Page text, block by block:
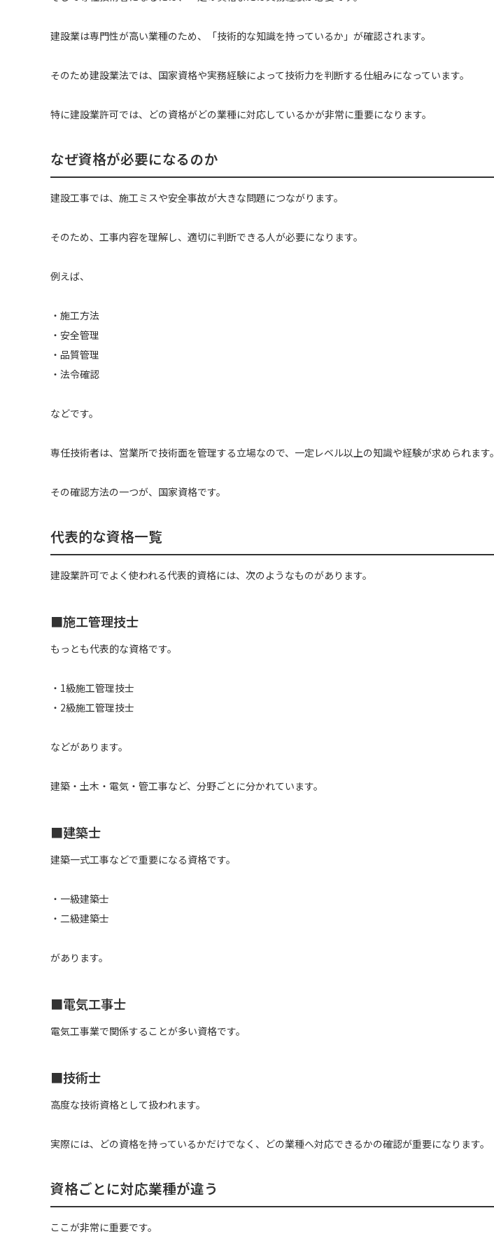
建設業は専門性が高い業種のため、「技術的な知識を持っているか」が確認されます。
そのため建設業法では、国家資格や実務経験によって技術力を判断する仕組みになっています。
特に建設業許可では、どの資格がどの業種に対応しているかが非常に重要になります。
なぜ資格が必要になるのか
建設工事では、施工ミスや安全事故が大きな問題につながります。
そのため、工事内容を理解し、適切に判断できる人が必要になります。
例えば、
・施工方法
・安全管理
・品質管理
・法令確認
などです。
専任技術者は、営業所で技術面を管理する立場なので、一定レベル以上の知識や経験が求められます。
その確認方法の一つが、国家資格です。
代表的な資格一覧
建設業許可でよく使われる代表的資格には、次のようなものがあります。
■施工管理技士
もっとも代表的な資格です。
・1級施工管理技士
・2級施工管理技士
などがあります。
建築・土木・電気・管工事など、分野ごとに分かれています。
■建築士
建築一式工事などで重要になる資格です。
・一級建築士
・二級建築士
があります。
■電気工事士
電気工事業で関係することが多い資格です。
■技術士
高度な技術資格として扱われます。
実際には、どの資格を持っているかだけでなく、どの業種へ対応できるかの確認が重要になります。
資格ごとに対応業種が違う
ここが非常に重要です。